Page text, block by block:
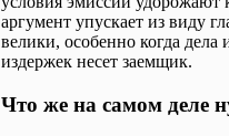
аргумент упускает из виду
велики, особенно когда дела
издержек несет заемщик.
Что же на самом деле